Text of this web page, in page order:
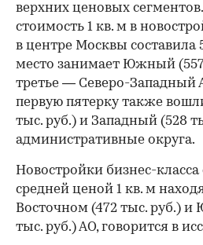
верхних ценовых сегментов.
стоимость 1 кв. м в
в центре Москвы составила
место занимает Южный (557
третье — Северо-Западный
первую пятерку также
тыс. руб.) и Западный (528
административные округа.
Новостройки бизнес-
средней ценой 1 кв. м
Восточном (472 тыс. руб.) и
тыс. руб.) АО, говорится в